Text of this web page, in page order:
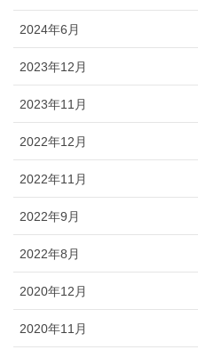
2024年6月
2023年12月
2023年11月
2022年12月
2022年11月
2022年9月
2022年8月
2020年12月
2020年11月